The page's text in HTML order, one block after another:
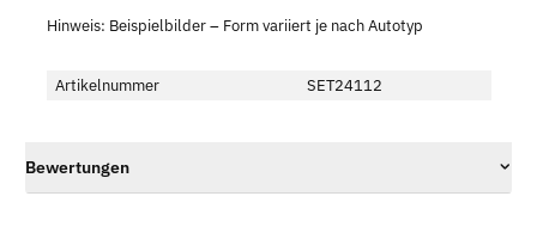
Hinweis: Beispielbilder – Form variiert je nach Autotyp
Artikelnummer SET24112
Bewertungen